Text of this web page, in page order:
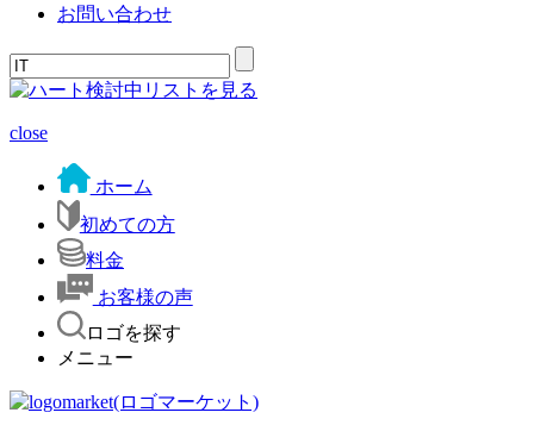
お問い合わせ
検討中リストを見る
close
ホーム
初めての方
料金
お客様の声
ロゴを探す
メニュー